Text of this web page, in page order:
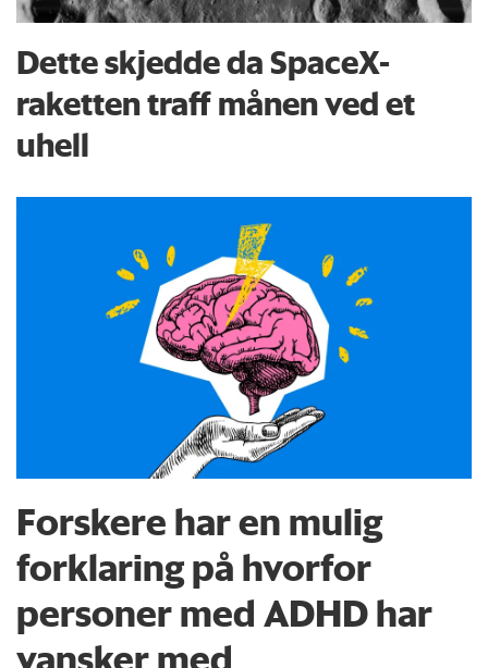
Dette skjedde da SpaceX-
raketten traff månen ved et
uhell
Forskere har en mulig
forklaring på hvorfor
personer med ADHD har
vansker med